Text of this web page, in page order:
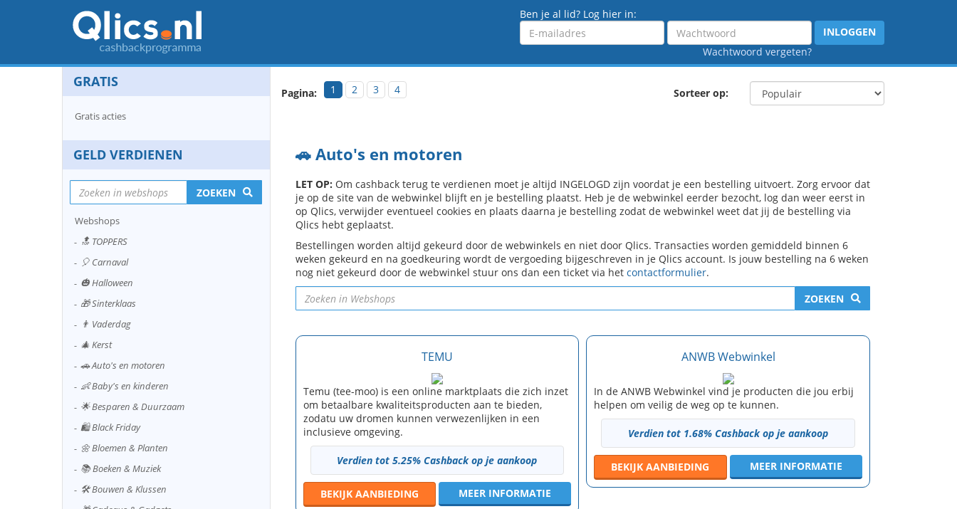
Ben je al lid? Log hier in:
Emailadres
Wachtwoord
Wachtwoord vergeten?
INLOGGEN
Pagina: 1 2 3 4 Sorteer op:
🚗 Auto's en motoren
LET OP: Om cashback terug te verdienen moet je altijd INGELOGD zijn voordat je een bestelling uitvoert. Zorg ervoor dat
je op de site van de webwinkel blijft en je bestelling plaatst. Heb je de webwinkel eerder bezocht, log dan weer eerst in
op Qlics, verwijder eventueel cookies en plaats daarna je bestelling zodat de webwinkel weet dat jij de bestelling via
Qlics hebt geplaatst.
Bestellingen worden altijd gekeurd door de webwinkels en niet door Qlics. Transacties worden gemiddeld binnen 6
weken gekeurd en na goedkeuring wordt de vergoeding bijgeschreven in je Qlics account. Is jouw bestelling na 6 weken
nog niet gekeurd door de webwinkel stuur ons dan een ticket via het contactformulier.
ZOEKEN
TEMU
Temu (tee-moo) is een online marktplaats die zich inzet
om betaalbare kwaliteitsproducten aan te bieden,
zodatu uw dromen kunnen verwezenlijken in een
inclusieve omgeving.
Verdien tot 5.25% Cashback op je aankoop
BEKIJK AANBIEDING MEER INFORMATIE
ANWB Webwinkel
In de ANWB Webwinkel vind je producten die jou erbij
helpen om veilig de weg op te kunnen.
Verdien tot 1.68% Cashback op je aankoop
BEKIJKAANBIEDING MEER INFORMATIE
GRATIS
Gratis acties
GELD VERDIENEN
ZOEKEN
Webshops
🔝 TOPPERS
🎈 Carnaval
🎃 Halloween
🎁 Sinterklaas
👨 Vaderdag
🎄 Kerst
🚗 Auto's en motoren
👶 Baby's en kinderen
🌟 Besparen & Duurzaam
🛍️ Black Friday
🌼 Bloemen & Planten
📚 Boeken & Muziek
🛠️ Bouwen & Klussen